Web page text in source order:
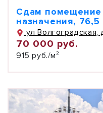
Сдам помещение
назначения, 76,5
ул Волгоградская,
70 000 руб.
915 руб./м²